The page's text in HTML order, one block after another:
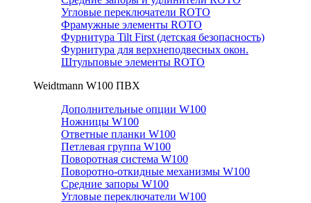
Угловые переключатели ROTO
Фрамужные элементы ROTO
Фурнитура Tilt First (детская безопасность)
Фурнитура для верхнеподвесных окон.
Штульповые элементы ROTO
Weidtmann W100 ПВХ
Дополнительные опции W100
Ножницы W100
Ответные планки W100
Петлевая группа W100
Поворотная система W100
Поворотно-откидные механизмы W100
Средние запоры W100
Угловые переключатели W100